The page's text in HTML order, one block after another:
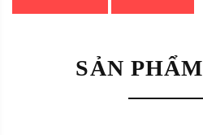
SẢN PHẨM